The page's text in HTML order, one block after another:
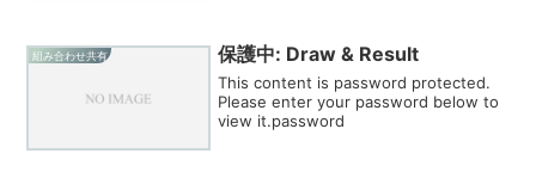
組み合わせ共有 保護中: Draw & Result
This content is password protected.
Please enter your password below to
view it.password